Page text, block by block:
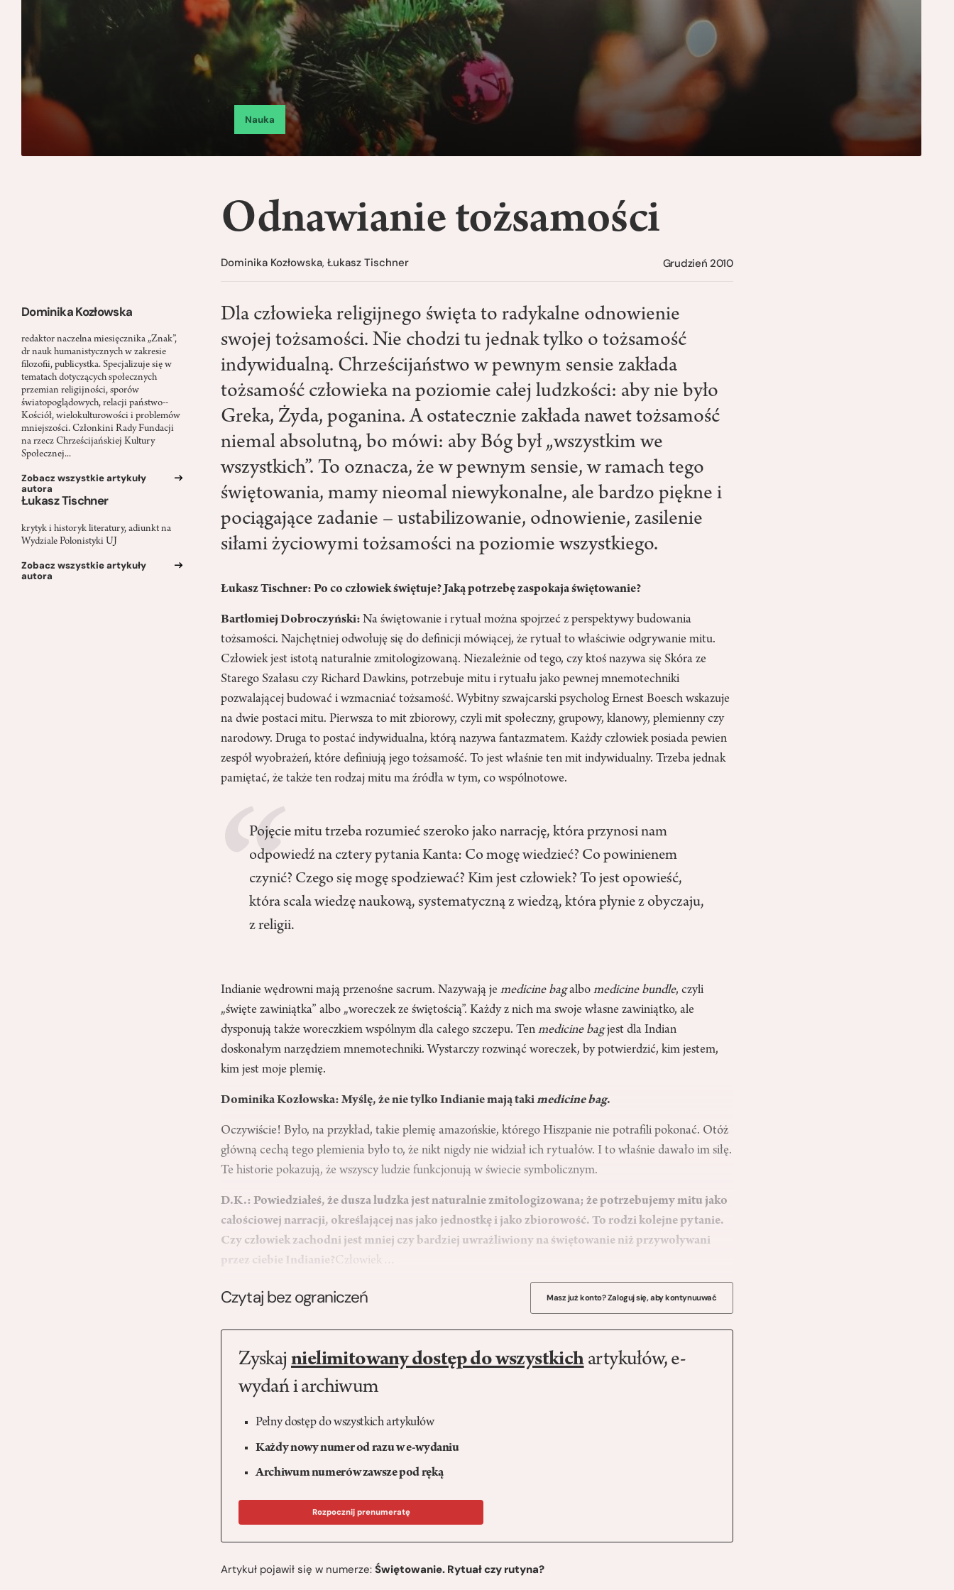
Nauka
Dominika Kozłowska
redaktor naczelna miesięcznika „Znak”,
dr nauk humanistycznych w zakresie
filozofii, publicystka. Specjalizuje się w
tematach dotyczących społecznych
przemian religijności, sporów
światopoglądowych, relacji państwo-­
Kościół, wielokulturowości i problemów
mniejszości. Członkini Rady Fundacji
na rzecz Chrześcijańskiej Kultury
Społecznej...
Zobacz wszystkie artykuły
autora
Łukasz Tischner
krytyk i historyk literatury, adiunkt na
Wydziale Polonistyki UJ
Zobacz wszystkie artykuły
autora
Odnawianie tożsamości
Dominika Kozłowska,Łukasz Tischner Grudzień 2010
Dla człowieka religijnego święta to radykalne odnowienie
swojej tożsamości. Nie chodzi tu jednak tylko o tożsamość
indywidualną. Chrześcijaństwo w pewnym sensie zakłada
tożsamość człowieka na poziomie całej ludzkości: aby nie było
Greka, Żyda, poganina. A ostatecznie zakłada nawet tożsamość
niemal absolutną, bo mówi: aby Bóg był „wszystkim we
wszystkich”. To oznacza, że w pewnym sensie, w ramach tego
świętowania, mamy nieomal niewykonalne, ale bardzo piękne i
pociągające zadanie – ustabilizowanie, odnowienie, zasilenie
siłami życiowymi tożsamości na poziomie wszystkiego.
Łukasz Tischner: Po co człowiek świętuje? Jaką potrzebę zaspokaja świętowanie?
Bartłomiej Dobroczyński:Na świętowanie i rytuał można spojrzeć z perspektywy budowania
tożsamości. Najchętniej odwołuję się do definicji mówiącej, że rytuał to właściwie odgrywanie mitu.
Człowiek jest istotą naturalnie zmitologizowaną. Niezależnie od tego, czy ktoś nazywa się Skóra ze
Starego Szałasu czy Richard Dawkins, potrzebuje mitu i rytuału jako pewnej mnemotechniki
pozwalającej budować i wzmacniać tożsamość. Wybitny szwajcarski psycholog Ernest Boesch wskazuje
na dwie postaci mitu. Pierwsza to mit zbiorowy, czyli mit społeczny, grupowy, klanowy, plemienny czy
narodowy. Druga to postać indywidualna, którą nazywa fantazmatem. Każdy człowiek posiada pewien
zespół wyobrażeń, które definiują jego tożsamość. To jest właśnie ten mit indywidualny. Trzeba jednak
pamiętać, że także ten rodzaj mitu ma źródła w tym, co wspólnotowe.
Pojęcie mitu trzeba rozumieć szeroko jako narrację, która przynosi nam
odpowiedź na cztery pytania Kanta: Co mogę wiedzieć? Co powinienem
czynić? Czego się mogę spodziewać? Kim jest człowiek? To jest opowieść,
która scala wiedzę naukową, systematyczną z wiedzą, która płynie z obyczaju,
z religii.
Indianie wędrowni mają przenośne sacrum. Nazywają jemedicine bagalbomedicine bundle, czyli
„święte zawiniątka” albo „woreczek ze świętością”. Każdy z nich ma swoje własne zawiniątko, ale
dysponują także woreczkiem wspólnym dla całego szczepu. Tenmedicine bagjest dla Indian
doskonałym narzędziem mnemotechniki. Wystarczy rozwinąć woreczek, by potwierdzić, kim jestem,
kim jest moje plemię.
Dominika Kozłowska: Myślę, że nie tylko Indianie mają takimedicine bag.
Oczywiście! Było, na przykład, takie plemię amazońskie, którego Hiszpanie nie potrafili pokonać. Otóż
główną cechą tego plemienia było to, że nikt nigdy nie widział ich rytuałów. I to właśnie dawało im siłę.
Te historie pokazują, że wszyscy ludzie funkcjonują w świecie symbolicznym.
D.K.: Powiedziałeś, że dusza ludzka jest naturalnie zmitologizowana; że potrzebujemy mitu jako
całościowej narracji, określającej nas jako jednostkę i jako zbiorowość. To rodzi kolejne pytanie.
Czy człowiek zachodni jest mniej czy bardziej uwrażliwiony na świętowanie niż przywoływani
przez ciebie Indianie?Człowiek…
Czytaj bez ograniczeń Masz już konto? Zaloguj się, aby kontynuuwać
Zyskaj nielimitowany dostęp do wszystkichartykułów, e-
wydań i archiwum
Pełny dostęp do wszystkich artykułów
Każdy nowy numer od razu w e-wydaniu
Archiwum numerów zawsze pod ręką
Rozpocznij prenumeratę
Artykuł pojawił się w numerze:Świętowanie. Rytuał czy rutyna?